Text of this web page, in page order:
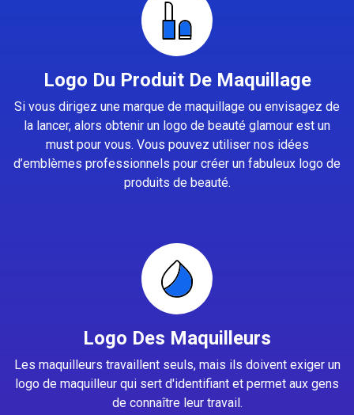
Logo Du Produit De Maquillage
Si vous dirigez une marque de maquillage ou envisagez de
la lancer, alors obtenir un logo de beauté glamour est un
must pour vous. Vous pouvez utiliser nos idées
d’emblèmes professionnels pour créer un fabuleux logo de
produits de beauté.
Logo Des Maquilleurs
Les maquilleurs travaillent seuls, mais ils doivent exiger un
logo de maquilleur qui sert d'identifiant et permet aux gens
de connaître leur travail.